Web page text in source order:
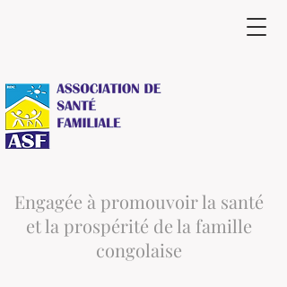
Engagée à promouvoir la santé
et la prospérité de la famille
congolaise